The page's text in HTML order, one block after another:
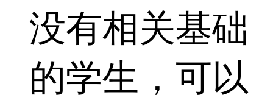
没有相关基础
的学生，可以